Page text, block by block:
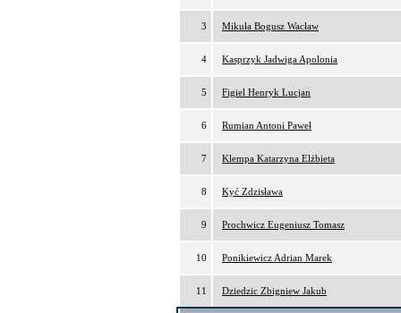
3 Mikuła Bogusz Wacław
4 Kasprzyk Jadwiga Apolonia
5 Figiel Henryk Lucjan
6 Rumian Antoni Paweł
7 Klempa Katarzyna Elżbieta
8 Kyć Zdzisława
9 Prochwicz Eugeniusz Tomasz
10 Ponikiewicz Adrian Marek
11 Dziedzic Zbigniew Jakub